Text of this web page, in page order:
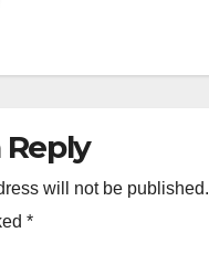
Reply
will not be published.
*